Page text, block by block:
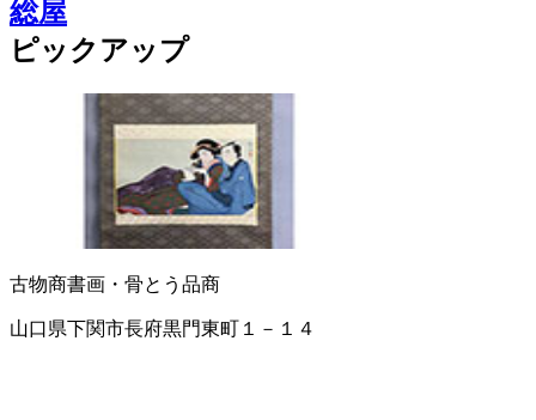
総屋
ピックアップ
古物商書画・骨とう品商
山口県下関市長府黒門東町１－１４